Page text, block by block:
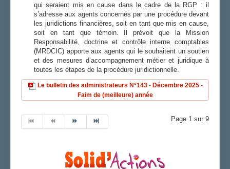
qui seraient mis en cause dans le cadre de la RGP : il
s’adresse aux agents concernés par une procédure devant
les juridictions financières, soit en tant que mis en cause,
soit en tant que témoin. Il prévoit que la Mission
Responsabilité, doctrine et contrôle interne comptables
(MRDCIC) apporte aux agents qui le souhaitent un soutien
et des mesures d’accompagnement métier et juridique à
toutes les étapes de la procédure juridictionnelle.
Le bulletin des administrateurs N°143 - Décembre 2025 -
Faim de (meilleure) année
Page 1 sur 9